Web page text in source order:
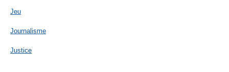
Jeu
Journalisme
Justice